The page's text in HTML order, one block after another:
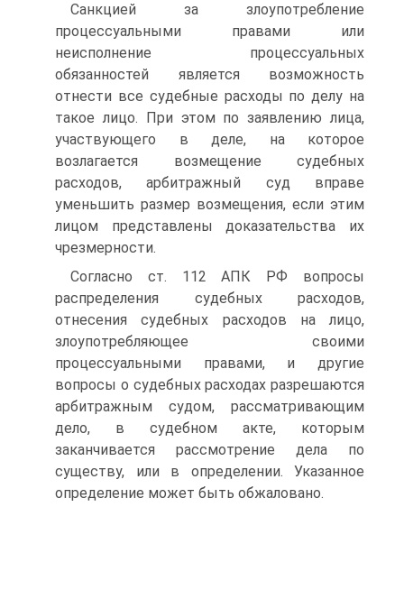
Санкцией за злоупотребление
процессуальными правами или
неисполнение процессуальных
обязанностей является возможность
отнести все судебные расходы по делу на
такое лицо. При этом по заявлению лица,
участвующего в деле, на которое
возлагается возмещение судебных
расходов, арбитражный суд вправе
уменьшить размер возмещения, если этим
лицом представлены доказательства их
чрезмерности.
Согласно ст. 112 АПК РФ вопросы
распределения судебных расходов,
отнесения судебных расходов на лицо,
злоупотребляющее своими
процессуальными правами, и другие
вопросы о судебных расходах разрешаются
арбитражным судом, рассматривающим
дело, в судебном акте, которым
заканчивается рассмотрение дела по
существу, или в определении. Указанное
определение может быть обжаловано.